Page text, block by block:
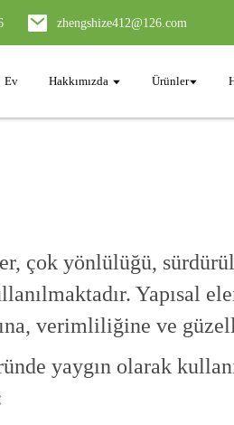
zhengshize412@126.com
Ev Hakkımızda Ürünler
çok yönlülüğü,
Yapısal
verimliliğine ve
yaygın olarak